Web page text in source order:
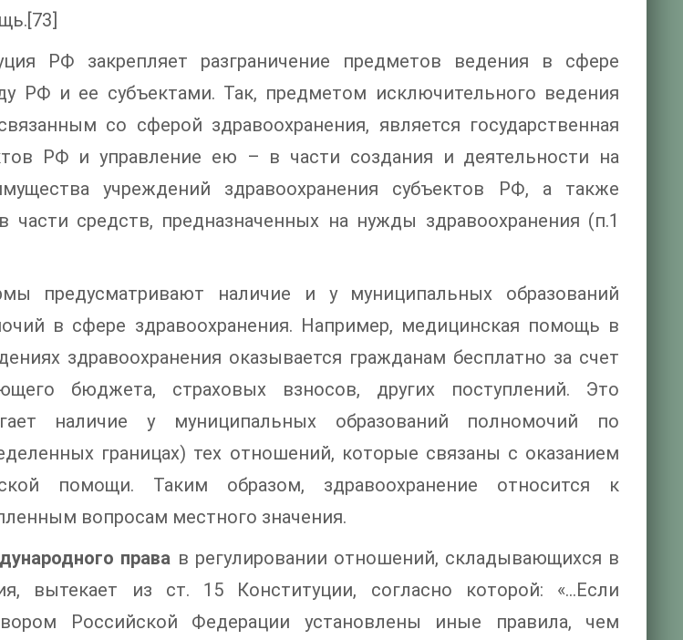
РФ закрепляет разграничение предметов ведения в сфере
РФ и ее субъектами. Так, предметом исключительного ведения
со сферой здравоохранения, является государственная
РФ и управление ею – в части создания и деятельности на
учреждений здравоохранения субъектов РФ, а также
средств, предназначенных на нужды здравоохранения (п.1
предусматривают наличие и у муниципальных образований
в сфере здравоохранения. Например, медицинская помощь в
здравоохранения оказывается гражданам бесплатно за счет
бюджета, страховых взносов, других поступлений. Это
наличие у муниципальных образований полномочий по
границах) тех отношений, которые связаны с оказанием
помощи. Таким образом, здравоохранение относится к
вопросам местного значения.
права в регулировании отношений, складывающихся в
вытекает из ст. 15 Конституции, согласно которой: «…Если
Российской Федерации установлены иные правила, чем